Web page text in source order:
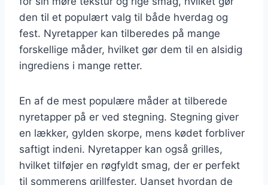
den til et populært valg til både hverdag og
fest. Nyretapper kan tilberedes på mange
forskellige måder, hvilket gør dem til en alsidig
ingrediens i mange retter.
En af de mest populære måder at tilberede
nyretapper på er ved stegning. Stegning giver
en lækker, gylden skorpe, mens kødet forbliver
saftigt indeni. Nyretapper kan også grilles,
hvilket tilføjer en røgfyldt smag, der er perfekt
til sommerens grillfester. Uanset hvordan de